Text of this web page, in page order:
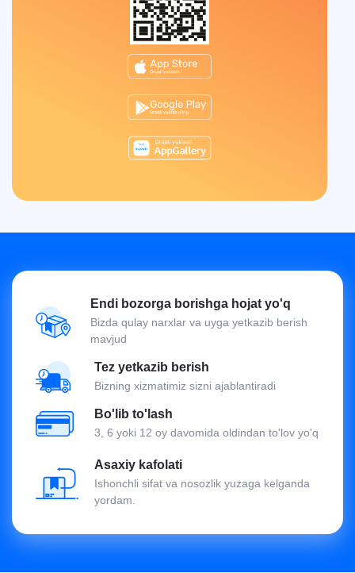
Endi bozorga borishga hojat yo'q
Bizda qulay narxlar va uyga yetkazib berish
mavjud
Tez yetkazib berish
Bizning xizmatimiz sizni ajablantiradi
Bo'lib to'lash
3, 6 yoki 12 oy davomida oldindan to'lov yo'q
Asaxiy kafolati
Ishonchli sifat va nosozlik yuzaga kelganda
yordam.